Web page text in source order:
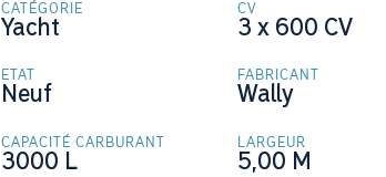
CATÉGORIE
Yacht
CV
3 x 600 CV
ETAT
Neuf
FABRICANT
Wally
CAPACITÉ CARBURANT
3000 L
LARGEUR
5,00 M